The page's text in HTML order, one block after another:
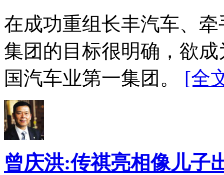
在成功重组长丰汽车、
集团的目标很明确，欲
国汽车业第一集团。 [全
曾庆洪:传祺亮相像儿子